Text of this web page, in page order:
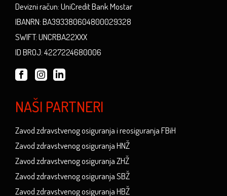
Devizni račun: UniCredit Bank Mostar
IBANRN: BA393380604800029328
SWIFT: UNCRBA22XXX
ID BROJ: 4227224680006
NAŠI PARTNERI
Zavod zdravstvenog osiguranja i reosiguranja FBiH
Zavod zdravstvenog osiguranja HNŽ
Zavod zdravstvenog osiguranja ZHŽ
Zavod zdravstvenog osiguranja SBŽ
Zavod zdravstvenog osiguranja HBŽ